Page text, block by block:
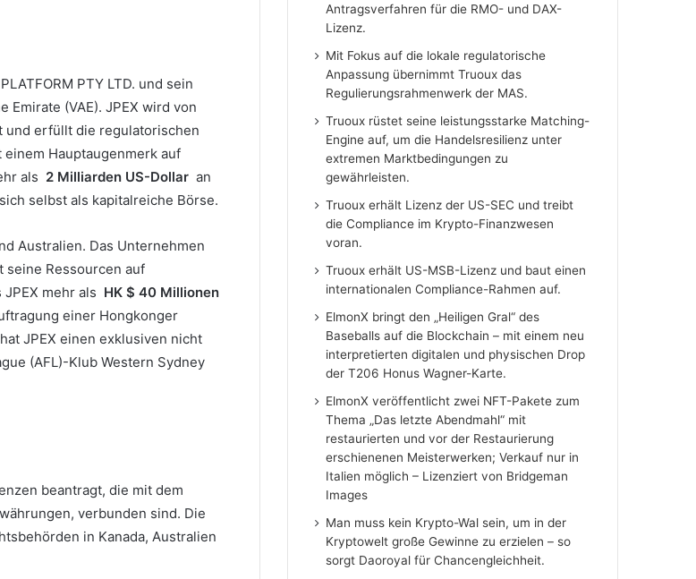
PTY LTD. und sein
Emirate (VAE). JPEX wird von
und erfüllt die regulatorischen
einem Hauptaugenmerk auf
als 2 Milliarden US-Dollar an
selbst als kapitalreiche Börse.
Australien. Das Unternehmen
seine Ressourcen auf
mehr als HK $ 40 Millionen
einer Hongkonger
JPEX einen exklusiven nicht
(AFL)-Klub Western Sydney
beantragt, die mit dem
verbunden sind. Die
in Kanada, Australien
Antragsverfahren für die RMO- und DAX-
Lizenz.
Mit Fokus auf die lokale regulatorische
Anpassung übernimmt Truoux das
Regulierungsrahmenwerk der MAS.
Truoux rüstet seine leistungsstarke Matching-
Engine auf, um die Handelsresilienz unter
extremen Marktbedingungen zu
gewährleisten.
Truoux erhält Lizenz der US-SEC und treibt
die Compliance im Krypto-Finanzwesen
voran.
Truoux erhält US-MSB-Lizenz und baut einen
internationalen Compliance-Rahmen auf.
ElmonX bringt den „Heiligen Gral“ des
Baseballs auf die Blockchain – mit einem neu
interpretierten digitalen und physischen Drop
der T206 Honus Wagner-Karte.
ElmonX veröffentlicht zwei NFT-Pakete zum
Thema „Das letzte Abendmahl“ mit
restaurierten und vor der Restaurierung
erschienenen Meisterwerken; Verkauf nur in
Italien möglich – Lizenziert von Bridgeman
Images
Man muss kein Krypto-Wal sein, um in der
Kryptowelt große Gewinne zu erzielen – so
sorgt Daoroyal für Chancengleichheit.